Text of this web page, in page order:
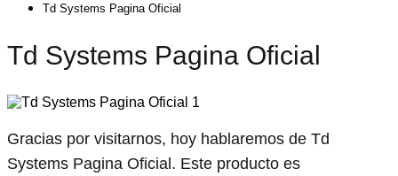
Td Systems Pagina Oficial
Td Systems Pagina Oficial
Gracias por visitarnos, hoy hablaremos de Td
Systems Pagina Oficial. Este producto es